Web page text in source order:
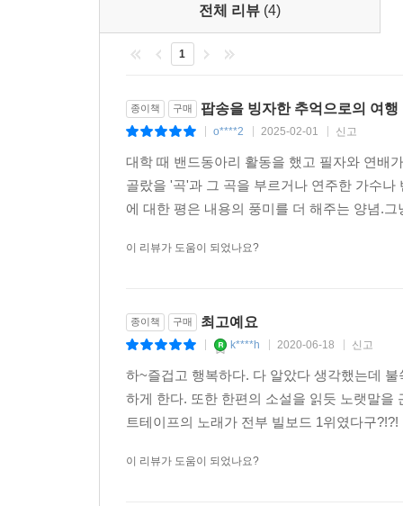
그는 팝의 소믈리에 같다. 잘 숙성된 팝송을 감
추억에 취하게 된다.
이 책은 나의 어린 시절 감성을 다시 깨어나
듣는 것이 더 행복했던 추억의 팝 음악들.
전체 리뷰 (4)
1
종이책 구매 팝송을 빙자한 추억으로의 여행
o****2 2025-02-01 신고
대학 때 밴드동아리 활동을 했고 필자와 연배
골랐을 '곡'과 그 곡을 부르거나 연주한 가수
에 대한 평은 내용의 풍미를 더 해주는 양념.
이 리뷰가 도움이 되었나요?
종이책 구매 최고예요
k****h 2020-06-18 신고
하~즐겁고 행복하다. 다 알았다 생각했는데
하게 한다. 또한 한편의 소설을 읽듯 노랫말을
트테이프의 노래가 전부 빌보드 1위였다구
이 리뷰가 도움이 되었나요?